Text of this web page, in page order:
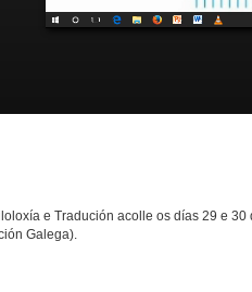
e Tradución acolle os días 29 e
Galega).